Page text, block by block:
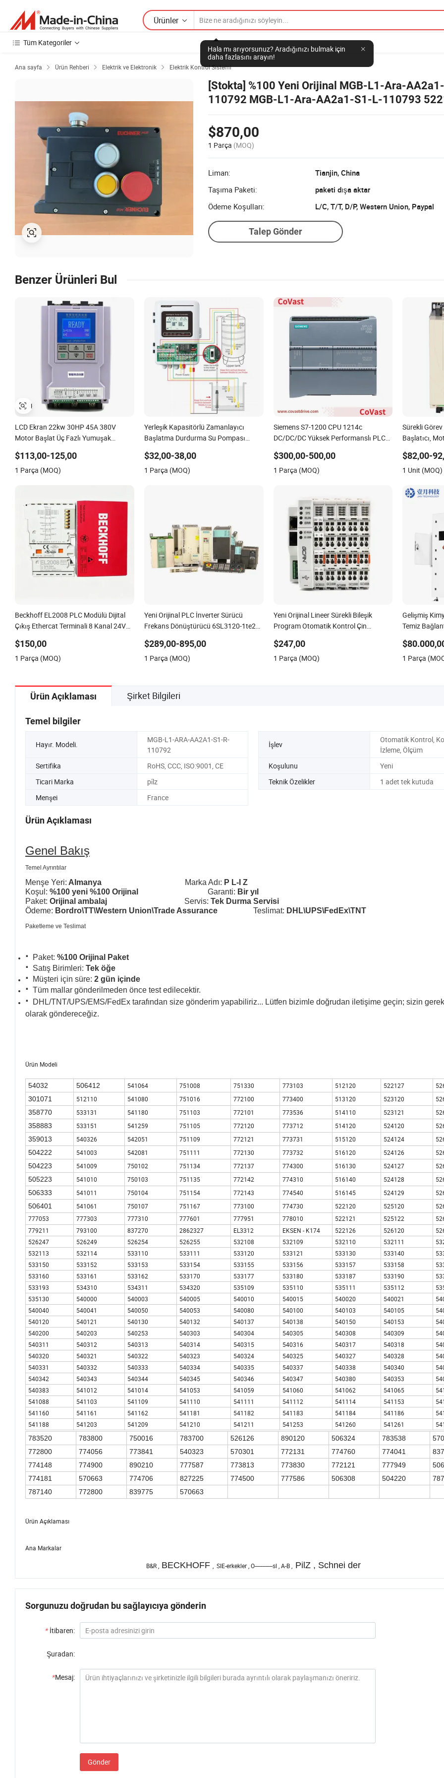
Ürünler
Hala mı arıyorsunuz? Aradığınızı bulmak için
daha fazlasını arayın!
Tüm Kategoriler
Ana sayfa  Ürün Rehberi  Elektrik ve Elektronik  Elektrik Kontrol Sistemi
[Stokta] %100 Yeni Orijinal MGB-L1-Ara-
110792 MGB-L1-Ara-AA2a1-S1-L-110793
505220 787587 750471 515120 522120 2
r5100 540200
$870,00
1 Parça (MOQ)
Liman:
Tianjin, China
Taşıma Paketi:
paketi dışa aktar
Ödeme Koşulları:
L/C, T/T, D/P, Western Union, Paypal
Talep Gönder
Benzer Ürünleri Bul
LCD Ekran 22kw 30HP 45A 380V
Motor Başlat Üç Fazlı Yumuşak
$113,00-125,00
1 Parça (MOQ)
Yerleşik Kapasitörlü Zamanlayıcı
Başlatma Durdurma Su Pompası
İçin Kullanılır
$32,00-38,00
1 Parça (MOQ)
Siemens S7-1200 CPU 1214c
DC/DC/DC Yüksek Performanslı PLC
$300,00-500,00
1 Parça (MOQ)
Sürekli
Başlatıcı,
$82,00-
1 Unit (MOQ)
Beckhoff EL2008 PLC Modülü Dijital
Çıkış Ethercat Terminali 8 Kanal 24V
$150,00
1 Parça (MOQ)
Yeni Orijinal PLC İnverter Sürücü
Frekans Dönüştürücü 6SL3120-1te23-
1te23-0AA3 6SL3130-1te22-Oaa0
6SL3210-1se21-0AA0
$289,00-895,00
1 Parça (MOQ)
Yeni Orijinal Lineer Sürekli Bileşik
Program Otomatik Kontrol Çin
Kontrol Cihazı PLC CE Sertifikası ile
Codesys Openpcs Desteği ile
$247,00
1 Parça (MOQ)
Gelişmiş
Temiz
1 Parça
Ürün Açıklaması Şirket Bilgileri
Temel bilgiler
Hayır. Modeli.
MGB-L1-ARA-AA2A1-S1-R-
110792
İşlev
Otomatik Kontrol,
İzleme, Ölçüm
Sertifika
RoHS, CCC, ISO:9001, CE Koşulunu
Yeni
Ticari Marka
pi̇lz Teknik Özelikler
1 adet tek kutuda
Menşei
France
Ürün Açıklaması
Genel Bakış
Temel Ayrıntılar
Menşe Yeri: Almanya Marka Adı: P L-I Z
Koşul: %100 yeni %100 Orijinal Garanti: Bir yıl
Paket: Orijinal ambalaj Servis: Tek Durma Servisi
Ödeme: Bordro\TT\Western Union\Trade Assurance Teslimat: DHL\UPS\FedEx\TNT
Paketleme ve Teslimat
· Paket: %100 Orijinal Paket
· Satış Birimleri: Tek öğe
· Müşteri için süre: 2 gün içinde
· Tüm mallar gönderilmeden önce test edilecektir.
·
DHL/TNT/UPS/EMS/FedEx tarafından size gönderim yapabiliriz... Lütfen bizimle doğrudan iletişime geçin; sizin
olarak göndereceğiz.
Ürün Modeli
54032 506412 541064 751008 751330 773103 512120 522127
301071
512110 541080 751016 772100 773400 513120 523120
358770
533131 541180 751103 772101 773536 514110 523121
358883
533151 541259 751105 772120 773712 514120 524120
359013
540326 542051 751109 772121 773731 515120 524124
504222
541003 542081 751111 772130 773732 516120 524126
504223
541009 750102 751134 772137 774300 516130 524127
505223
541010 750103 751135 772142 774310 516140 524128
506333
541011 750104 751154 772143 774540 516145 524129
506401
541061 750107 751167 773100 774730 522120 525120
777053
777303 777310 777601 777951 778010 522121 525122
779211
793100 837270 2862327 EL3312 EKSEN - K174 522126 526120
526247
526249 526254 526255 532108 532109 532110 532111
532113
532114 533110 533111 533120 533121 533130 533140
533150
533152 533153 533154 533155 533156 533157 533158
533160
533161 533162 533170 533177 533180 533187 533190
533193
534310 534311 534320 535109 535110 535111 535112
535130
540000 540003 540005 540010 540015 540020 540021
540040
540041 540050 540053 540080 540100 540103 540105
540120
540121 540130 540132 540137 540138 540150 540153
540200
540203 540253 540303 540304 540305 540308 540309
540311
540312 540313 540314 540315 540316 540317 540318
540320
540321 540322 540323 540324 540325 540327 540328
540331
540332 540333 540334 540335 540337 540338 540340
540342
540343 540344 540345 540346 540347 540380 540353
540383
541012 541014 541053 541059 541060 541062 541065
541088
541103 541109 541110 541111 541112 541114 541153
541160
541161 541162 541181 541182 541183 541184 541186
541188
541203 541209 541210 541211 541253 541260 541261
783520
783800 750016 783700 526126 890120 506324 783538
772800
774056 773841 540323 570301 772131 774760 774041
774148
774900 890210 777587 773813 773830 772121 777949
774181
570663 774706 827225 774500 777586 506308 504220
787140
772800 839775 570663
Ürün Açıklaması
Ana Markalar
B&R,BECKHOFF , SIE-erkekler,O------------sl ,A-B, PilZ , Schnei der
Sorgunuzu doğrudan bu sağlayıcıya gönderin
* İtibaren:
Şuradan:
*Mesaj:
Gönder